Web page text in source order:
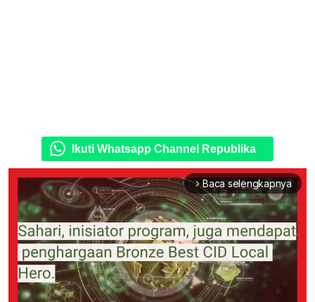
Ikuti Whatsapp Channel Republika
arrow_forward_ios Baca selengkapnya